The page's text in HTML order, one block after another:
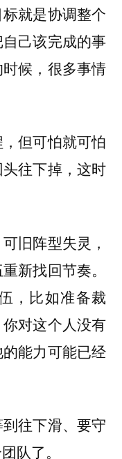
就是协调整个
己该完成的事
候，很多事情
但可怕就可怕
往下掉，这时
旧阵型失灵，
新找回节奏。
，比如准备裁
对这个人没有
能力可能已经
往下滑、要守
队了。